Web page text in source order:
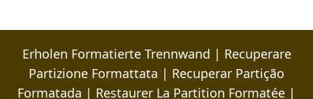
Erholen Formatierte Trennwand | Recuperare
Partizione Formattata | Recuperar Partição
Formatada | Restaurer La Partition Formatée |